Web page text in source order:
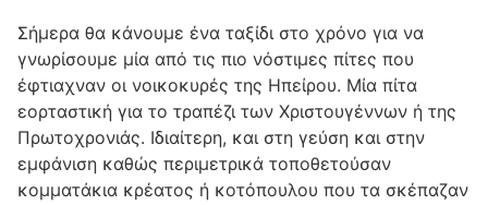
Σήμερα θα κάνουμε ένα ταξίδι στο χρόνο για να
γνωρίσουμε μία από τις πιο νόστιμες πίτες που
έφτιαχναν οι νοικοκυρές της Ηπείρου. Mία πίτα
εορταστική για το τραπέζι των Χριστουγέννων ή της
Πρωτοχρονιάς. Ιδιαίτερη, και στη γεύση και στην
εμφάνιση καθώς περιμετρικά τοποθετούσαν
κομματάκια κρέατος ή κοτόπουλου που τα σκέπαζαν